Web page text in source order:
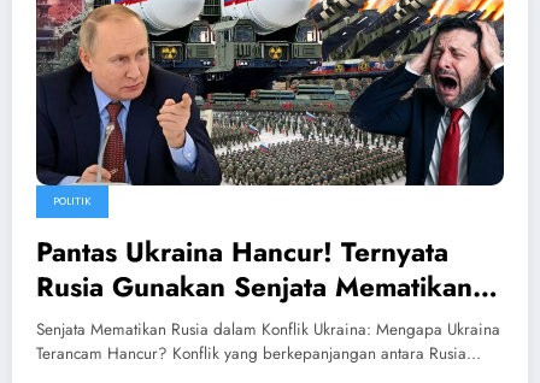
POLITIK
Pantas Ukraina Hancur! Ternyata
Rusia Gunakan Senjata Mematikan
Serang Ukraina
Senjata Mematikan Rusia dalam Konflik Ukraina: Mengapa Ukraina
Terancam Hancur? Konflik yang berkepanjangan antara Rusia…